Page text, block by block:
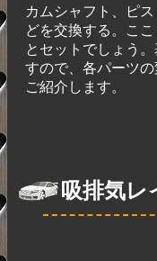
カムシャフト、ピ
どを交換する。こ
とセットでしょう
すので、各パーツ
ご紹介します。
吸排気レ